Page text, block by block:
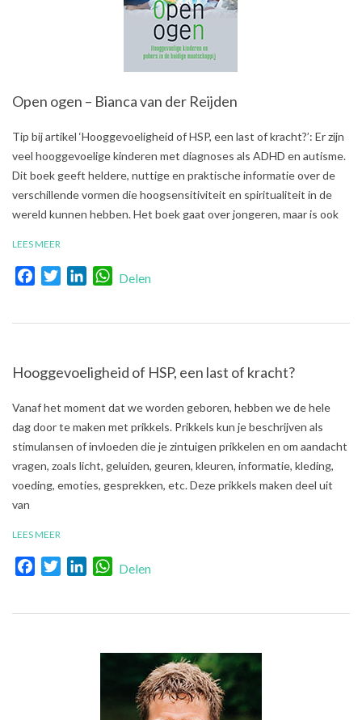
Open ogen – Bianca van der Reijden
2018-
10
Tip bij artikel ‘Hooggevoeligheid of HSP, een last of kracht?’: Er zijn
veel hooggevoelige kinderen met diagnoses als ADHD en autisme.
Dit boek geeft heldere, nuttige en praktische informatie over de
verschillende vormen die hoogsensitiviteit en spiritualiteit in de
wereld kunnen hebben. Het boek gaat over jongeren, maar is ook
LEES MEER
FacebookTwitterLinkedInWhatsApp
Delen
Hooggevoeligheid of HSP, een last of kracht?
2018-
04-
24
Vanaf het moment dat we worden geboren, hebben we de hele
dag door te maken met prikkels. Prikkels kun je beschrijven als
stimulansen of invloeden die je zintuigen prikkelen en om aandacht
vragen, zoals licht, geluiden, geuren, kleuren, informatie, kleding,
voeding, emoties, gesprekken, etc. Deze prikkels maken deel uit
van
LEES MEER
FacebookTwitterLinkedInWhatsApp
Delen